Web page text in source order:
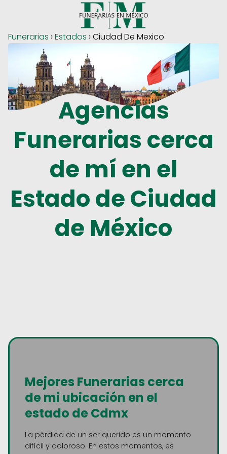
Funerarias ›Estados › Ciudad De Mexico
Agencias
Funerarias cerca
de mí en el
Estado de Ciudad
de México
Mejores Funerarias cerca
de mi ubicación en el
estado de Cdmx
La pérdida de un ser querido es un momento
difícil y doloroso. En estos momentos, es